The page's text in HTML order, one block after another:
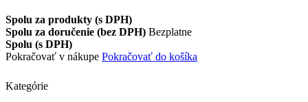
Spolu za produkty (s DPH)
Spolu za doručenie (bez DPH) Bezplatne
Spolu (s DPH)
Pokračovať v nákupe Pokračovať do košíka
Kategórie